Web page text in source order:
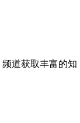
频道获取丰富的知